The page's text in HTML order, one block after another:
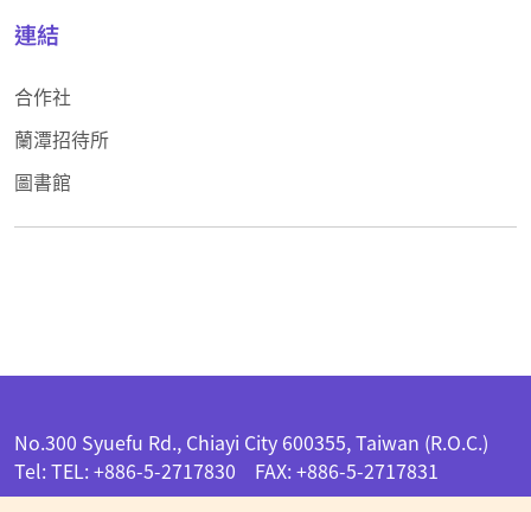
連結
合作社
蘭潭招待所
圖書館
No.300 Syuefu Rd., Chiayi City 600355, Taiwan (R.O.C.)
Tel: TEL: +886-5-2717830 FAX: +886-5-2717831